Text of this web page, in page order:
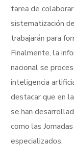
tarea de
sistematización
trabajarán para
Finalmente, la
nacional se
inteligencia
destacar que en
se han
como las
especializados.